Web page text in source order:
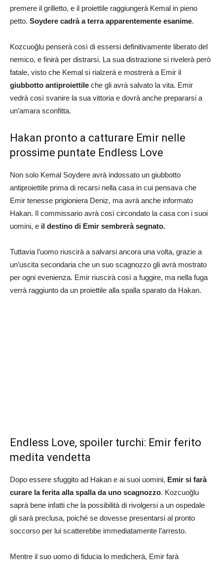
premere il grilletto, e il proiettile raggiungerà Kemal in pieno
petto. Soydere cadrà a terra apparentemente esanime.
Kozcuoğlu penserà così di essersi definitivamente liberato del
nemico, e finirà per distrarsi. La sua distrazione si rivelerà però
fatale, visto che Kemal si rialzerà e mostrerà a Emir il
giubbotto antiproiettile che gli avrà salvato la vita. Emir
vedrà così svanire la sua vittoria e dovrà anche prepararsi a
un’amara sconfitta.
Hakan pronto a catturare Emir nelle
prossime puntate Endless Love
Non solo Kemal Soydere avrà indossato un giubbotto
antiproiettile prima di recarsi nella casa in cui pensava che
Emir tenesse prigioniera Deniz, ma avrà anche informato
Hakan. Il commissario avrà così circondato la casa con i suoi
uomini, e il destino di Emir sembrerà segnato.
Tuttavia l’uomo riuscirà a salvarsi ancora una volta, grazie a
un’uscita secondaria che un suo scagnozzo gli avrà mostrato
per ogni evenienza. Emir riuscirà così a fuggire, ma nella fuga
verrà raggiunto da un proiettile alla spalla sparato da Hakan.
Endless Love, spoiler turchi: Emir ferito
medita vendetta
Dopo essere sfuggito ad Hakan e ai suoi uomini, Emir si farà
curare la ferita alla spalla da uno scagnozzo. Kozcuoğlu
saprà bene infatti che la possibilità di rivolgersi a un ospedale
gli sarà preclusa, poiché se dovesse presentarsi al pronto
soccorso per lui scatterebbe immediatamente l’arresto.
Mentre il suo uomo di fiducia lo medicherà, Emir farà